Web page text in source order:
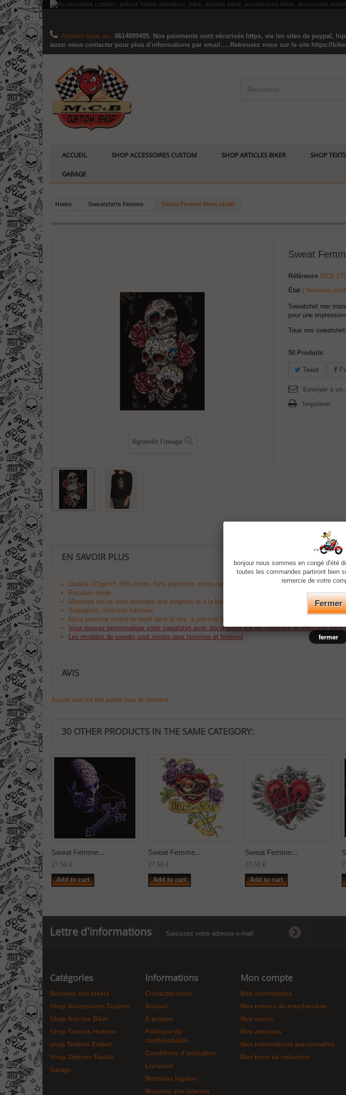
Appelez-nous au : 0614899405. Nos paiements sont sécurisés https, via les sites de paypal,
aussi nous contacter pour plus d'informations par email.....Retrouvez nous sur le site https://
ACCUEIL SHOP ACCESSOIRES CUSTOM SHOP ARTICLES BIKER SHOP
GARAGE
Home Sweatshirts Femme Sweat Femme three skulls
Agrandir l'image
Sweat
Référence MCB-
État : Nouveau
Sweatshirt noir
pour une
Tous nos
50 Produits
Tweet
Envoyer à un
Imprimer
EN SAVOIR PLUS
Qualité 270gr/m², 50% coton, 50% polyester, coton cardé.
Encolure ronde.
Manches set-in, bord élastique aux poignets et à la base.
Surpiqûres, structure tubulaire.
Nous pouvons mettre le motif dans le dos, à préciser à la commande.
Vous pouvez personnaliser votre sweatshirt avec décorations sur les manches ou logo (voir dans
Les modèles de sweats sont mixtes pour hommes et femmes
AVIS
Aucun avis n'a été publié pour le moment.
30 OTHER PRODUCTS IN THE SAME CATEGORY:
Sweat Femme...
27,50 €
Add to cart
Sweat Femme...
27,50 €
Add to cart
Sweat Femme...
27,50 €
Add to cart
Lettre d'informations
Catégories
Nouveau site bikers
Shop Accessoires Custom
Shop Articles Biker
Shop Textiles Homme
shop Textiles Enfant
Shop Options Textile
Garage
Informations
Contactez-nous
Accueil
A propos
Politique de
confidentialité
Conditions d'utilisation
Livraison
Mentions légales
Nouveau site internet
Mon compte
Mes commandes
Mes retours de marchandise
Mes avoirs
Mes adresses
Mes informations personnelles
Mes bons de réduction
bonjour nous sommes en congé d'été
toutes les commandes partiront bien
remercie de votre
Fermer
fermer